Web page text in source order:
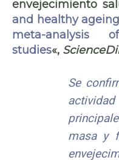
envejecimiento
and healthy
meta-analysis
studies«,
Se
masa y